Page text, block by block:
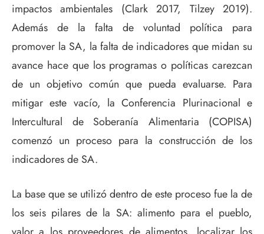
impactos ambientales (Clark 2017, Tilzey 2019).
Además de la falta de voluntad política para
promover la SA, la falta de indicadores que midan su
avance hace que los programas o políticas carezcan
de un objetivo común que pueda evaluarse. Para
mitigar este vacío, la Conferencia Plurinacional e
Intercultural de Soberanía Alimentaria (COPISA)
comenzó un proceso para la construcción de los
indicadores de SA.
La base que se utilizó dentro de este proceso fue la de
los seis pilares de la SA: alimento para el pueblo,